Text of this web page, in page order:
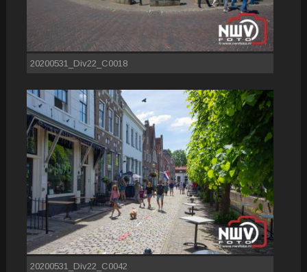
20200531_Div22_C0018
20200531_Div22_C0042